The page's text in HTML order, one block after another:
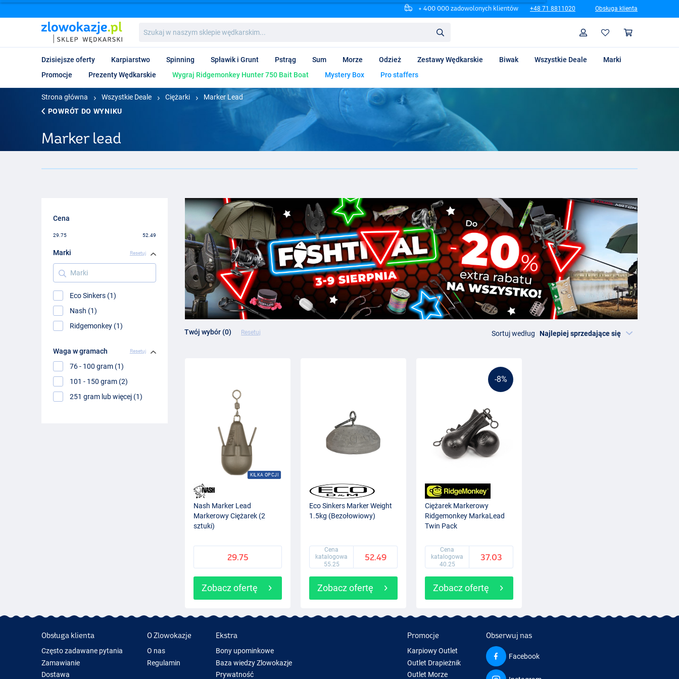
+ 400 000 zadowolonych klientów +48 71 8811020 Obsługa klienta
w
naszym
wędkarskim...
Profil
Dzisiejsze oferty Karpiarstwo Spinning Spławik i Grunt Pstrąg Sum Morze Odzież Zestawy Wędkarskie Biwak Wszystkie Deale
Marki
Promocje
Prezenty Wędkarskie Wygraj Ridgemonkey Hunter 750 Bait Boat Mystery Box Pro staffers
Strona główna Wszystkie Deale Ciężarki
Marker Lead
POWRÓT DO WYNIKU
Marker lead
Cena
29.75 52.49
Marki Resetuj
Marki
Eco Sinkers (1)
Nash (1)
Ridgemonkey (1)
Waga w gramach Resetuj
76 - 100 gram (1)
101 - 150 gram (2)
251 gram lub więcej (1)
Twój wybór (0) Resetuj Sortuj według
KILKA OPCJI
Nash Marker Lead
Markerowy Ciężarek (2
sztuki)
29.75
Zobacz ofertę
Eco Sinkers Marker Weight
1.5kg (Bezołowiowy)
Cena
katalogowa
55.25
52.49
Zobacz ofertę
-8%
Ciężarek Markerowy
Ridgemonkey MarkaLead
Twin Pack
Cena
katalogowa
40.25
37.03
Zobacz ofertę
Obsługa klienta
Często zadawane pytania
Zamawianie
Dostawa
O Zlowokazje
O nas
Regulamin
Ekstra
Bony upominkowe
Baza wiedzy Zlowokazje
Prywatność
Promocje
Karpiowy Outlet
Outlet Drapieżnik
Outlet Morze
Obserwuj nas
Facebook